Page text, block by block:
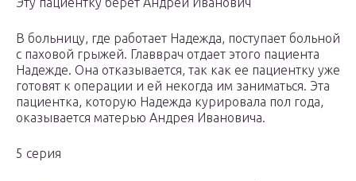
В больницу, где работает Надежда, поступает больной
с паховой грыжей. Главврач отдает этого пациента
Надежде. Она отказывается, так как ее пациентку уже
готовят к операции и ей некогда им заниматься. Эта
пациентка, которую Надежда курировала пол года,
оказывается матерью Андрея Ивановича.
5 серия